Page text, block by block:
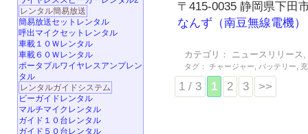
〒415-0035 静岡県下田
なんず（南豆無線電機）
カテゴリ： ニュースリリース
タグ： チャージャー バッテリー
1 / 3 1 2 3 >>
レンタル簡易放送
簡易放送セットレンタル
呼出マイクセットレンタル
車載１０Ｗレンタル
車載６０Ｗレンタル
ポータブルワイヤレスアンプレン
タル
レンタルガイドシステム
ビーガイドレンタル
マルチマイクレンタル
ガイド１０台レンタル
ガイド５０台レンタル